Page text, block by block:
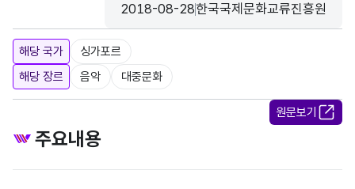
등록일
2018-08-28
수집기관
한국국제문화교류진흥원
해당 국가
싱가포르
해당 장르
음악 대중문화
원문보기
주요내용